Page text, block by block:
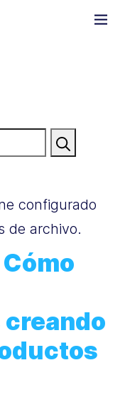
configurado
de archivo.